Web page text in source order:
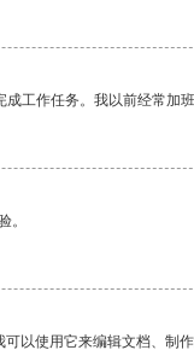
工作任务。我以前经常加
。
以使用它来编辑文档、制